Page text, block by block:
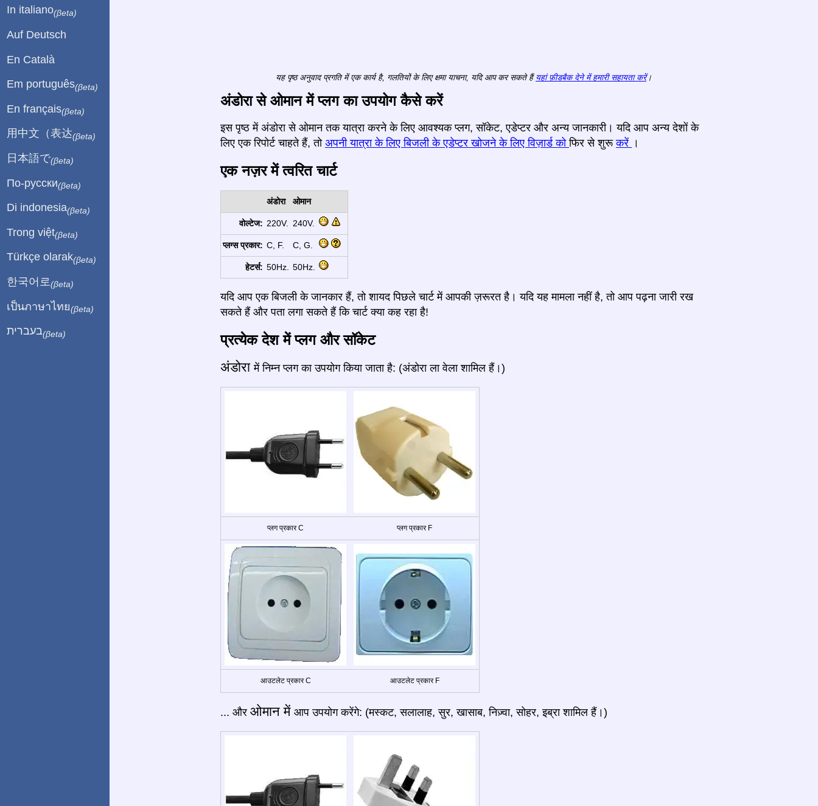
यह पृष्ठ अनुवाद प्रगति में एक कार्य है, गलतियों के लिए क्षमा याचना, यदि आप कर सकते हैं यहां फ़ीडबैक देने में हमारी सहायता करें।
अंडोरा से ओमान में प्लग का उपयोग कैसे करें
इस पृष्ठ में अंडोरा से ओमान तक यात्रा करने के लिए आवश्यक प्लग, सॉकेट, एडेप्टर और अन्य जानकारी। यदि आप अन्य देशों के
लिए एक रिपोर्ट चाहते हैं, तो अपनी यात्रा के लिए बिजली के एडेप्टर खोजने के लिए विज़ार्ड कोफिर से शुरूकरें ।
एक नज़र में त्वरित चार्ट
अंडोरा ओमान
वोल्टेज: 220V. 240V.
प्लग्स प्रकार: C, F. C, G.
हेटर्स: 50Hz. 50Hz.
यदि आप एक बिजली के जानकार हैं, तो शायद पिछले चार्ट में आपकी ज़रूरत है। यदि यह मामला नहीं है, तो आप पढ़ना जारी रख
सकते हैं और पता लगा सकते हैं कि चार्ट क्या कह रहा है!
प्रत्येक देश में प्लग और सॉकेट
अंडोरामें निम्न प्लग का उपयोग किया जाता है: (अंडोरा ला वेला शामिल हैं।)
प्लग प्रकार C प्लग प्रकार F
आउटलेट प्रकार C आउटलेट प्रकार F
... और ओमान में आप उपयोग करेंगे: (मस्कट, सलालाह, सुर, खासाब, निज़्वा, सोहर, इब्रा शामिल हैं।)
In italiano(βeta)
Auf Deutsch
En Català
Em português(βeta)
En français(βeta)
用中文（表达(βeta)
日本語で(βeta)
По-русски(βeta)
Di indonesia(βeta)
Trong việt(βeta)
Türkçe olarak(βeta)
한국어로 (βeta)
เป็นภาษาไทย(βeta)
בעברית(βeta)